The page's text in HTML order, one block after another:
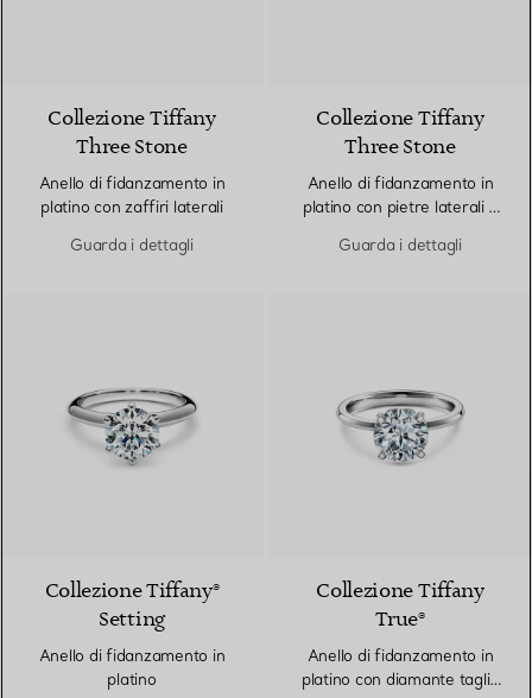
Collezione Tiffany
Three Stone
Anello di fidanzamento in
platino con zaffiri laterali
Guarda i dettagli
Collezione Tiffany
Three Stone
Anello di fidanzamento in
platino con pietre laterali a
Guarda i dettagli
Collezione Tiffany®
Setting
Anello di fidanzamento in
platino
Collezione Tiffany
True®
Anello di fidanzamento in
platino con diamante taglio